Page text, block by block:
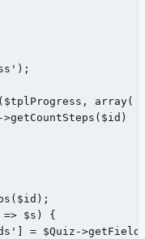
array(
$s) {
= $Quiz-